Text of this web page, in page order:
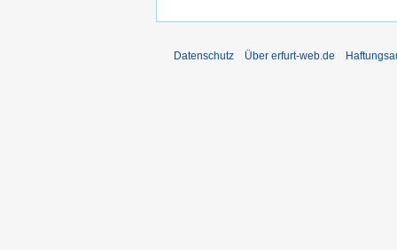
Datenschutz Über erfurt-web.de